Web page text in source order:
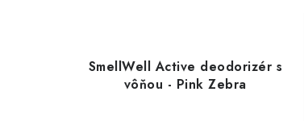
SmellWell Active deodorizér s
vôňou - Pink Zebra